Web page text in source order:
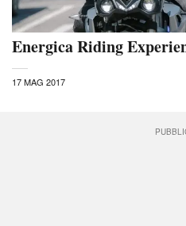
Energica Riding
17 MAG 2017